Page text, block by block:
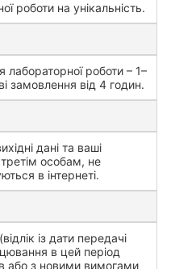
роботи на унікальність.
лабораторної роботи – 1–
замовлення від 4 годин.
дані та ваші
особам, не
в інтернеті.
із дати передачі
в цей період
або з новими вимогами